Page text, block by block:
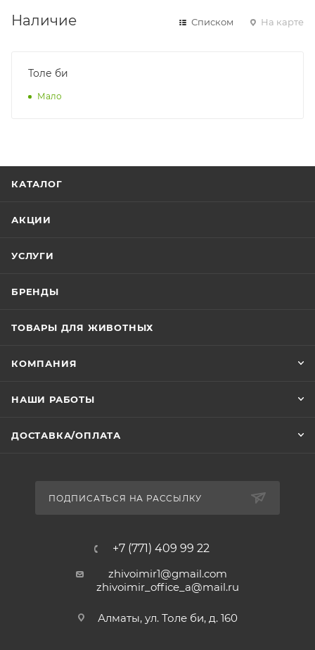
Наличие Списком На карте
Толе би
Мало
КАТАЛОГ
АКЦИИ
УСЛУГИ
БРЕНДЫ
ТОВАРЫ ДЛЯ ЖИВОТНЫХ
КОМПАНИЯ
НАШИ РАБОТЫ
ДОСТАВКА/ОПЛАТА
ПОДПИСАТЬСЯ НА РАССЫЛКУ
+7 (771) 409 99 22
zhivoimir1@gmail.com
zhivoimir_office_a@mail.ru
Алматы, ул. Толе би, д. 160